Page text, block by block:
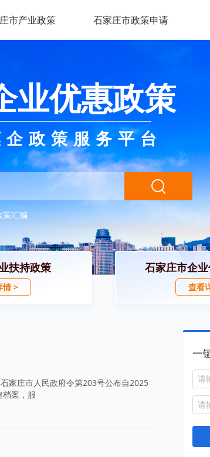
市产业政策 石家庄市政策申请
业优惠政策
政策服务平台
策汇编
扶持政策
情 >
石家庄市企
查看
家庄市人民政府令第203号公布自2025
档案，服
一